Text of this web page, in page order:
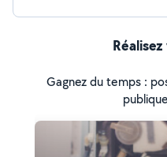
Gagnez du temps :